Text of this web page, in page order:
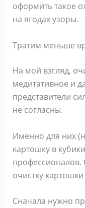
оформить такое
на ягодах узоры.
Тратим меньше
На мой взгляд,
медитативное и
представители
не согласны.
Именно для них
картошку в
профессионалов.
очистку
Сначала нужно